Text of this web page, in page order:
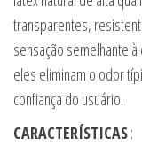
transparentes,
sensação semelhante
eles eliminam o odor
confiança do usuário.
CARACTERÍSTICAS: